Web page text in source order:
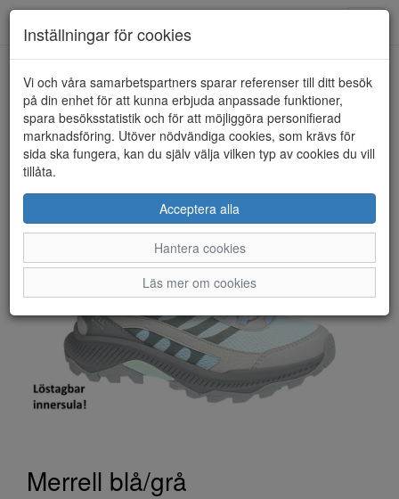
HEM MERRELL
Merrell blå/grå
Inställningar för cookies
Vi och våra samarbetspartners sparar referenser till ditt besök
på din enhet för att kunna erbjuda anpassade funktioner,
spara besöksstatistik och för att möjliggöra personifierad
marknadsföring. Utöver nödvändiga cookies, som krävs för
sida ska fungera, kan du själv välja vilken typ av cookies du vill
tillåta.
Acceptera alla
Hantera cookies
Läs mer om cookies